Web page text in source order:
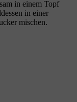
in einem Topf
in einer
mischen.